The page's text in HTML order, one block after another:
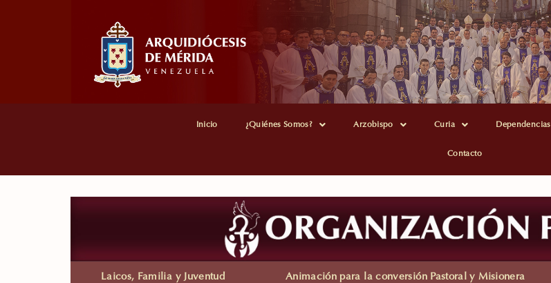
Inicio ¿Quiénes Somos? Arzobispo Curia Dependencias
Contacto
Laicos, Familia y Juventud Animación para la conversión Pastoral y Misionera